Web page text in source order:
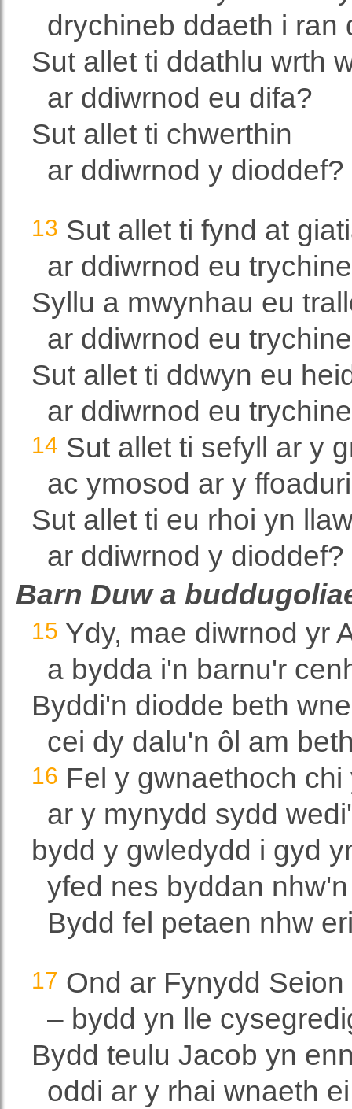
drychineb ddaeth i ran
Sut allet ti ddathlu wrth
ar ddiwrnod eu difa?
Sut allet ti chwerthin
ar ddiwrnod y dioddef?
13 Sut allet ti fynd at
ar ddiwrnod eu
Syllu a mwynhau eu
ar ddiwrnod eu
Sut allet ti ddwyn eu
ar ddiwrnod eu
14 Sut allet ti sefyll ar y
ac ymosod ar y
Sut allet ti eu rhoi yn
ar ddiwrnod y dioddef?
Barn Duw a
15 Ydy, mae diwrnod yr
a bydda i'n barnu'r
Byddi'n diodde beth
cei dy dalu'n ôl am
16 Fel y gwnaethoch chi
ar y mynydd sydd
bydd y gwledydd i gyd
yfed nes byddan
Bydd fel petaen nhw
17 Ond ar Fynydd
– bydd yn lle
Bydd teulu Jacob yn
oddi ar y rhai wnaeth